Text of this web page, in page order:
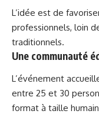
L’idée est de
professionnels, loin
traditionnels.
Une communauté
L’événement
entre 25 et 30
format à taille